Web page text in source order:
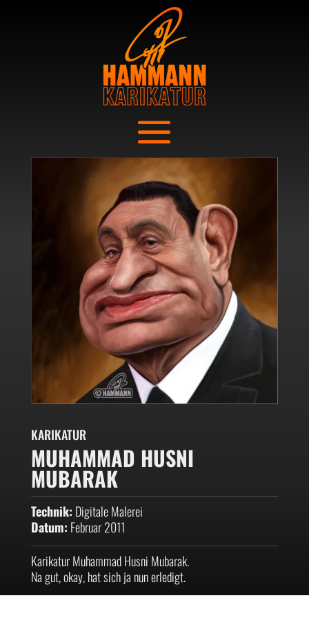
KARIKATUR
MUHAMMAD HUSNI
MUBARAK
Technik: Digitale Malerei
Datum: Februar 2011
Karikatur Muhammad Husni Mubarak.
Na gut, okay, hat sich ja nun erledigt.